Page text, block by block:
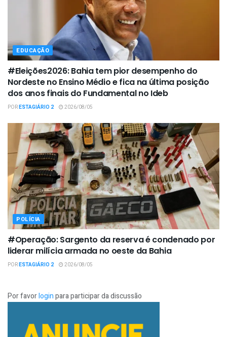
EDUCAÇÃO
#Eleições2026: Bahia tem pior desempenho do
Nordeste no Ensino Médio e fica na última posição
dos anos finais do Fundamental no Ideb
PORESTAGIÁRIO 2 2026/08/05
POLÍCIA
#Operação: Sargento da reserva é condenado por
liderar milícia armada no oeste da Bahia
PORESTAGIÁRIO 2 2026/08/05
Por favorloginpara participar da discussão